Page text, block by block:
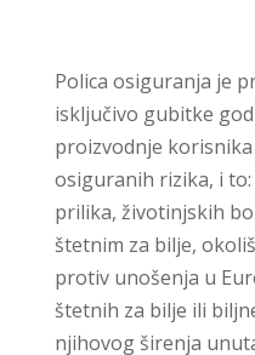
Polica osiguranja je
isključivo gubitke
proizvodnje
osiguranih rizika, i
prilika, životinjskih
štetnim za bilje,
protiv unošenja u
štetnih za bilje ili
njihovog širenja